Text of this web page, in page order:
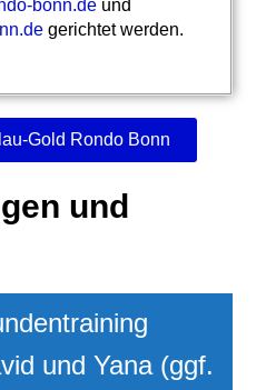
bonn.de und
gerichtet werden.
Gold Rondo Bonn
und
und Yana (ggf.